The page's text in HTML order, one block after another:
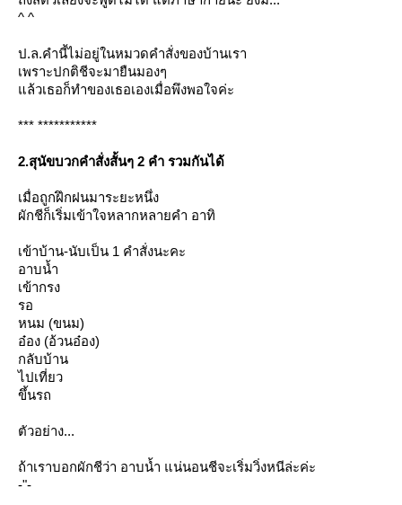
^ ^
ป.ล.คำนี้ไม่อยู่ในหมวดคำสั่งของบ้านเรา
เพราะปกติชีจะมายืนมองๆ
ล้วเธอก็ทำของเธอเองเมื่อพึงพอใจค่ะ
*** ***********
2.สุนัขบวกคำสั่งสั้นๆ 2 คำ รวมกันได้
เมื่อถูกฝึกฝนมาระยะหนึ่ง
ผักชีก็เริ่มเข้าใจหลากหลายคำ อาทิ
เข้าบ้าน-นับเป็น 1 คำสั่งนะคะ
อาบน้ำ
เข้ากรง
รอ
หนม (ขนม)
อ๋อง (อ้วนอ๋อง)
กลับบ้าน
ไปเที่ยว
ขึ้นรถ
ตัวอย่าง...
ถ้าเราบอกผักชีว่า อาบน้ำ แน่นอนชีจะเริ่มวิ่งหนีล่ะค่ะ
-"-